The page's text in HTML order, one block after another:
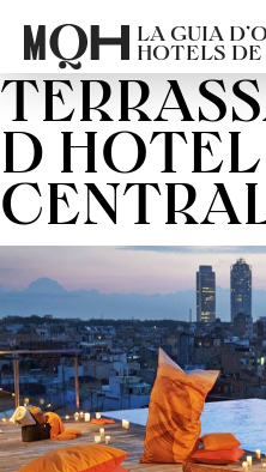
LA GUIA
HOTELS
D HOTEL